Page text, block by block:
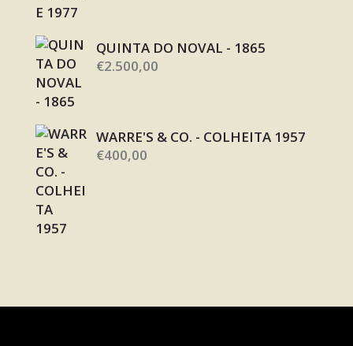
QUINTA DO NOVAL - 1865
€2.500,00
WARRE'S & CO. - COLHEITA 1957
€400,00